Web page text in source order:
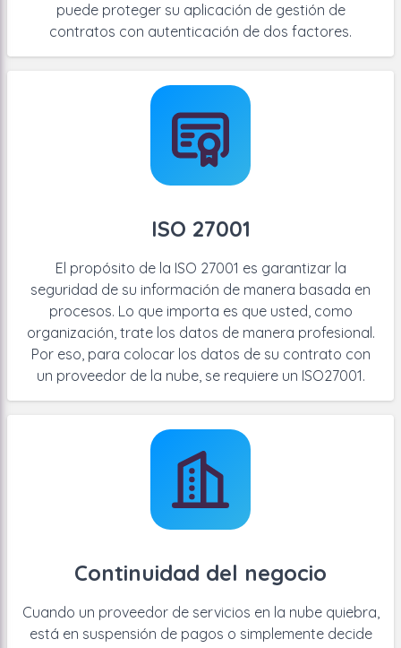
puede proteger su aplicación de gestión de
contratos con autenticación de dos factores.
ISO 27001
El propósito de la ISO 27001 es garantizar la
seguridad de su información de manera basada en
procesos. Lo que importa es que usted, como
organización, trate los datos de manera profesional.
Por eso, para colocar los datos de su contrato con
un proveedor de la nube, se requiere un ISO27001.
Continuidad del negocio
Cuando un proveedor de servicios en la nube quiebra,
está en suspensión de pagos o simplemente decide